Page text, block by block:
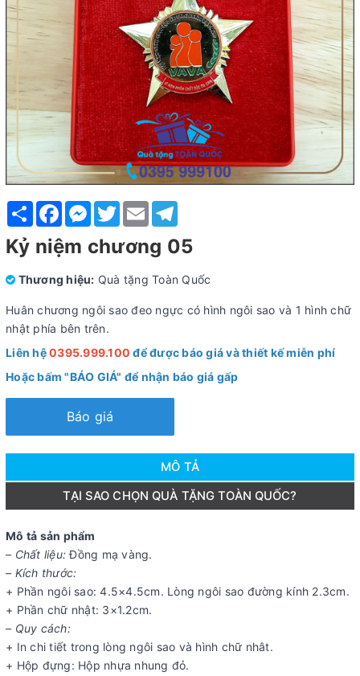
Share FacebookMessenger
TwitterEmail
Kỷ niệm chương 05
Thương hiệu: Quà tặng Toàn Quốc
Huân chương ngôi sao đeo ngực có hình ngôi sao và 1 hình chữ
nhật phía bên trên.
Liên hệ0395.999.100 để được báo giá và thiết kế miễn phí
Hoặc bấm "BÁO GIÁ" để nhận báo giá gấp
Báo giá
MÔ TẢ
TẠI SAO CHỌN QUÀ TẶNG TOÀN QUỐC?
Mô tả sản phẩm
– Chất liệu:Đồng mạ vàng.
– Kích thước:
+ Phần ngôi sao: 4.5×4.5cm. Lòng ngôi sao đường kính 2.3cm.
+ Phần chữ nhật: 3×1.2cm.
– Quy cách:
+ In chi tiết trong lòng ngôi sao và hình chữ nhât.
+ Hộp đựng: Hộp nhựa nhung đỏ.